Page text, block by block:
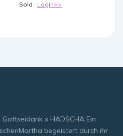
Sold : Login>>
x HADSCHA Ein
begeistert durch ihr